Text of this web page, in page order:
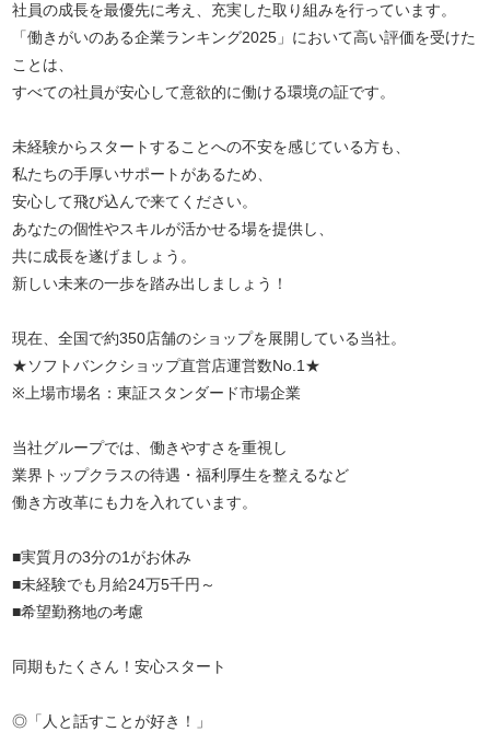
社員の成長を最優先に考え、充実した取り組みを行っています。
「働きがいのある企業ランキング2025」において高い評価を受けた
ことは、
すべての社員が安心して意欲的に働ける環境の証です。
未経験からスタートすることへの不安を感じている方も、
私たちの手厚いサポートがあるため、
安心して飛び込んで来てください。
あなたの個性やスキルが活かせる場を提供し、
共に成長を遂げましょう。
新しい未来の一歩を踏み出しましょう！
現在、全国で約350店舗のショップを展開している当社。
★ソフトバンクショップ直営店運営数No.1★
※上場市場名：東証スタンダード市場企業
当社グループでは、働きやすさを重視し
業界トップクラスの待遇・福利厚生を整えるなど
働き方改革にも力を入れています。
■実質月の3分の1がお休み
■未経験でも月給24万5千円～
■希望勤務地の考慮
同期もたくさん！安心スタート
◎「人と話すことが好き！」